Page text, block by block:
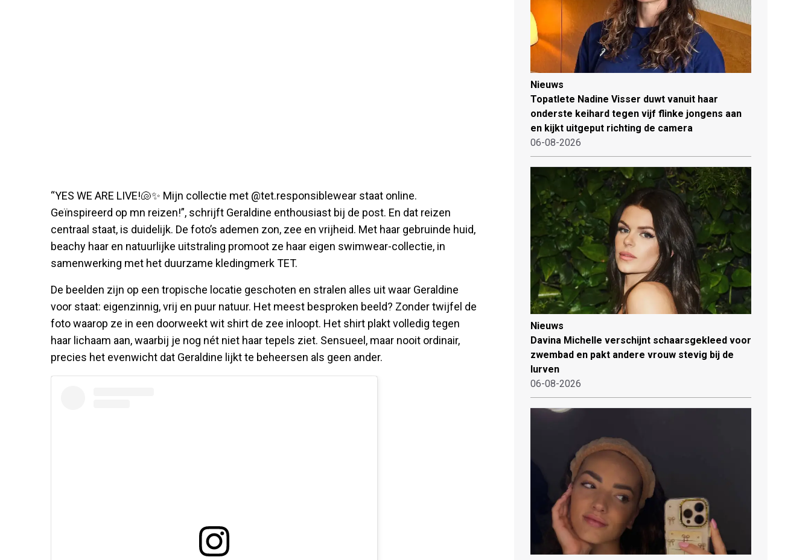
“YES WE ARE LIVE!🐚✨ Mijn collectie met @tet.responsiblewear staat online.
Geïnspireerd op mn reizen!”, schrijft Geraldine enthousiast bij de post. En dat reizen
centraal staat, is duidelijk. De foto’s ademen zon, zee en vrijheid. Met haar gebruinde huid,
beachy haar en natuurlijke uitstraling promoot ze haar eigen swimwear-collectie, in
samenwerking met het duurzame kledingmerk TET.
De beelden zijn op een tropische locatie geschoten en stralen alles uit waar Geraldine
voor staat: eigenzinnig, vrij en puur natuur. Het meest besproken beeld? Zonder twijfel de
foto waarop ze in een doorweekt wit shirt de zee inloopt. Het shirt plakt volledig tegen
haar lichaam aan, waarbij je nog nét niet haar tepels ziet. Sensueel, maar nooit ordinair,
precies het evenwicht dat Geraldine lijkt te beheersen als geen ander.
Nieuws
Topatlete Nadine Visser duwt vanuit haar
onderste keihard tegen vijf flinke jongens aan
en kijkt uitgeput richting de camera
06-08-2026
Nieuws
Davina Michelle verschijnt schaarsgekleed voor
zwembad en pakt andere vrouw stevig bij de
lurven
06-08-2026